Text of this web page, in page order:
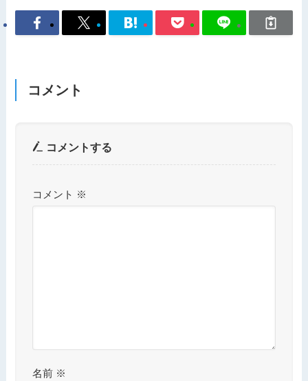
コメント
コメントする
コメント ※
名前 ※